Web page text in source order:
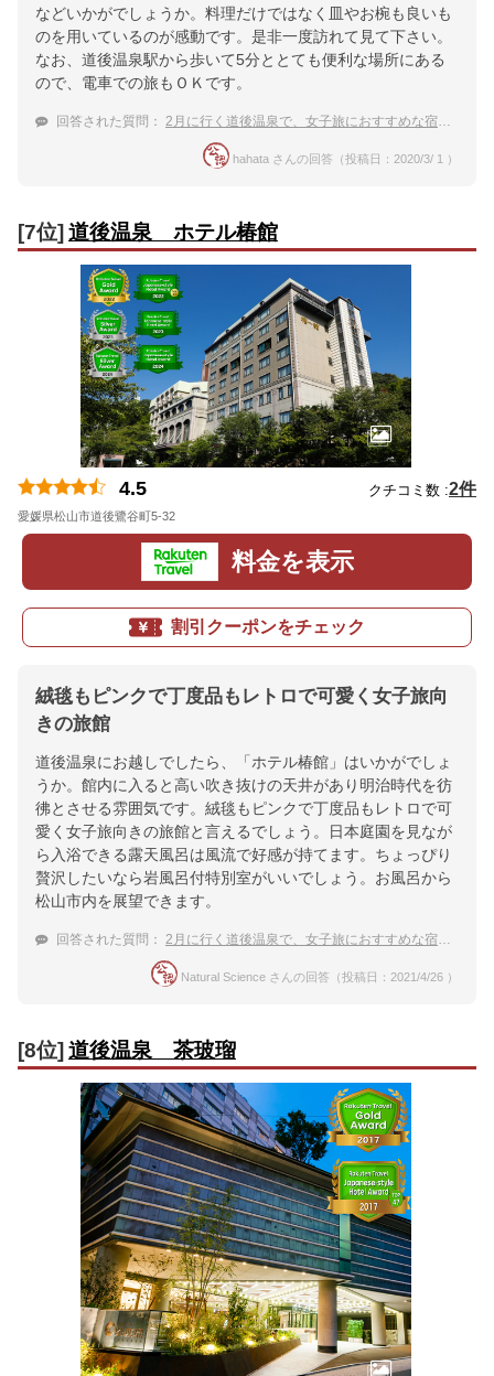
などいかがでしょうか。料理だけではなく皿やお椀も良いも
のを用いているのが感動です。是非一度訪れて見て下さい。
なお、道後温泉駅から歩いて5分ととても便利な場所にある
ので、電車での旅もＯＫです。
回答された質問： 2月に行く道後温泉で、女子旅におすすめな宿は？
hahata さんの回答（投稿日：2020/3/ 1 ）
[7位] 道後温泉 ホテル椿館
4.5 クチコミ数 :2件
愛媛県松山市道後鷺谷町5-32
料金を表示
割引クーポンをチェック
絨毯もピンクで丁度品もレトロで可愛く女子旅向
きの旅館
道後温泉にお越しでしたら、「ホテル椿館」はいかがでしょ
うか。館内に入ると高い吹き抜けの天井があり明治時代を彷
彿とさせる雰囲気です。絨毯もピンクで丁度品もレトロで可
愛く女子旅向きの旅館と言えるでしょう。日本庭園を見なが
ら入浴できる露天風呂は風流で好感が持てます。ちょっぴり
贅沢したいなら岩風呂付特別室がいいでしょう。お風呂から
松山市内を展望できます。
回答された質問： 2月に行く道後温泉で、女子旅におすすめな宿は？
Natural Science さんの回答（投稿日：2021/4/26 ）
[8位]道後温泉 茶玻瑠